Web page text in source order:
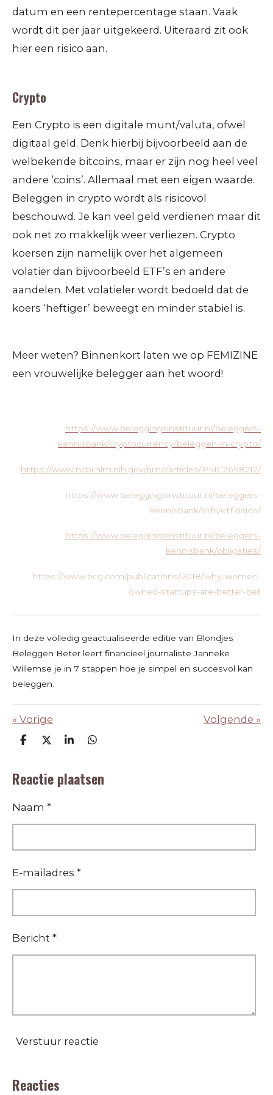
datum en een rentepercentage staan. Vaak
wordt dit per jaar uitgekeerd. Uiteraard zit ook
hier een risico aan.
Crypto
Een Crypto is een digitale munt/valuta, ofwel
digitaal geld. Denk hierbij bijvoorbeeld aan de
welbekende bitcoins, maar er zijn nog heel veel
andere ‘coins’. Allemaal met een eigen waarde.
Beleggen in crypto wordt als risicovol
beschouwd. Je kan veel geld verdienen maar dit
ook net zo makkelijk weer verliezen. Crypto
koersen zijn namelijk over het algemeen
volatier dan bijvoorbeeld ETF’s en andere
aandelen. Met volatieler wordt bedoeld dat de
koers ‘heftiger’ beweegt en minder stabiel is.
Meer weten? Binnenkort laten we op FEMIZINE
een vrouwelijke belegger aan het woord!
https://www.beleggingsinstituut.nl/beleggers-
kennisbank/cryptocurrency/beleggen-in-crypto/
https://www.ncbi.nlm.nih.gov/pmc/articles/PMC2698212/
https://www.beleggingsinstituut.nl/beleggers-
kennisbank/etfs/etf-risico/
https://www.beleggingsinstituut.nl/beleggers-
kennisbank/obligaties/
https://www.bcg.com/publications/2018/why-women-
owned-startups-are-better-bet
In deze volledig geactualiseerde editie van Blondjes
Beleggen Beter leert financieel journaliste Janneke
Willemse je in 7 stappen hoe je simpel en succesvol kan
beleggen.
« Vorige Volgende »
D
e
n
D
l
S
r
e
D
e
n
Reactie plaatsen
Naam *
E-mailadres *
Bericht *
Verstuur reactie
Reacties